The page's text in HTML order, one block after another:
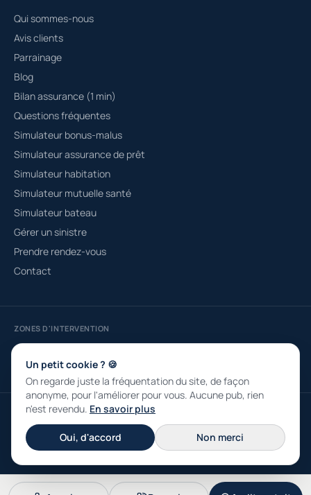
Qui sommes-nous
Avis clients
Parrainage
Blog
Bilan assurance (1 min)
Questions fréquentes
Simulateur bonus-malus
Simulateur assurance de prêt
Simulateur habitation
Simulateur mutuelle santé
Simulateur bateau
Gérer un sinistre
Prendre rendez-vous
Contact
ZONES D'INTERVENTION
Courtier à Fréjus
DraguignanSainte-Maxime
© 2026 ASSUDIRE SARL · RCS 790 331 839 · Capital 4 000 € · ORIAS n°
13001333 · 30 Place Dou Maïet, 83600 Fréjus
Mentions légales Confidentialité
Un petit cookie ? 🍪
On regarde juste la fréquentation du site, de façon
anonyme, pour l'améliorer pour vous. Aucune pub, rien
n'est revendu. En savoir plus
Oui, d'accord Non merci